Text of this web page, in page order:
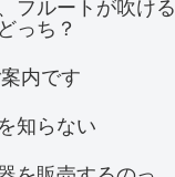
フルートが吹ける
っち？
内です
知らない